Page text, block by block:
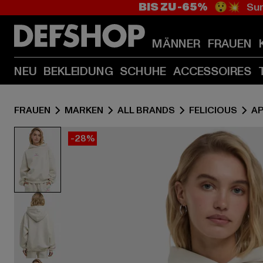
BIS ZU -65% 😲💥
MÄNNER FRAUEN
NEU BEKLEIDUNG SCHUHE ACCESSOIRES
FRAUEN MARKEN ALL BRANDS FELICIOUS
-28%